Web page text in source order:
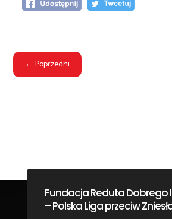
←Poprzedni
Fundacja Reduta Dobrego
– Polska Liga przeciw